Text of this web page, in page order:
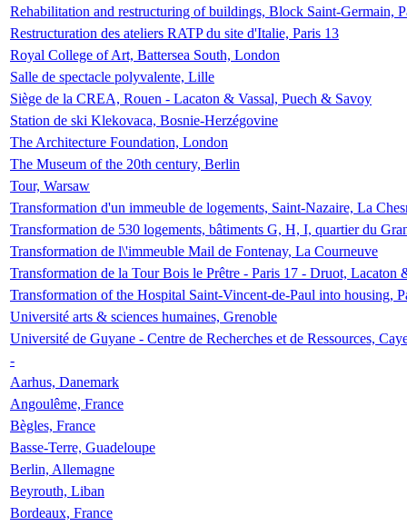
Rehabilitation and restructuring of buildings, Block Saint-Germain,
Restructuration des ateliers RATP du site d'Italie, Paris 13
Royal College of Art, Battersea South, London
Salle de spectacle polyvalente, Lille
Siège de la CREA, Rouen - Lacaton & Vassal, Puech & Savoy
Station de ski Klekovaca, Bosnie-Herzégovine
The Architecture Foundation, London
The Museum of the 20th century, Berlin
Tour, Warsaw
Transformation d'un immeuble de logements, Saint-Nazaire, La
Transformation de 530 logements, bâtiments G, H, I, quartier du
Transformation de l\'immeuble Mail de Fontenay, La Courneuve
Transformation de la Tour Bois le Prêtre - Paris 17 - Druot, Lacaton
Transformation of the Hospital Saint-Vincent-de-Paul into housing,
Université arts & sciences humaines, Grenoble
Université de Guyane - Centre de Recherches et de Ressources,
-
Aarhus, Danemark
Angoulême, France
Bègles, France
Basse-Terre, Guadeloupe
Berlin, Allemagne
Beyrouth, Liban
Bordeaux, France